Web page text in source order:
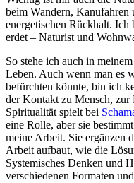
beim Wandern,
energetischen Rückhalt. Ich
erdet – Naturist und
So stehe ich auch in
Leben. Auch wenn man es
befürchten könnte, bin ich
der Kontakt zu Mensch,
Spiritualität spielt bei
eine Rolle, aber sie
meine Arbeit. Sie ergänzen
Arbeit aufbaut, wie die
Systemisches Denken und
verschiedenen Formaten